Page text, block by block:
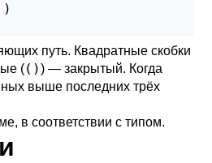
)
путь. Квадратные скобки
(()) — закрытый. Когда
выше последних трёх
в соответствии с типом.